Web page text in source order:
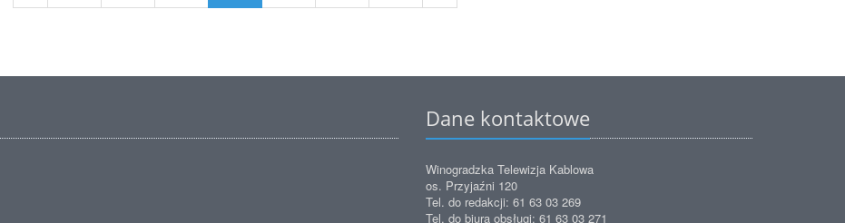
Dane kontaktowe
Winogradzka Telewizja Kablowa
os. Przyjaźni 120
Tel. do redakcji: 61 63 03 269
Tel. do biura obsługi: 61 63 03 271